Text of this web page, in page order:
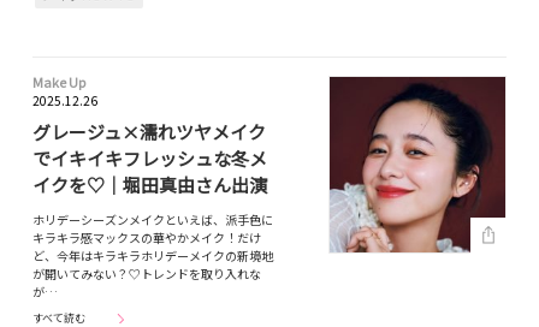
Make Up
2025.12.26
グレージュ×濡れツヤメイク
でイキイキフレッシュな冬メ
イクを♡｜堀田真由さん出演
ホリデーシーズンメイクといえば、派手色に
キラキラ感マックスの華やかメイク！だけ
ど、今年はキラキラホリデーメイクの新境地
が開いてみない？♡トレンドを取り入れな
が…
すべて読む